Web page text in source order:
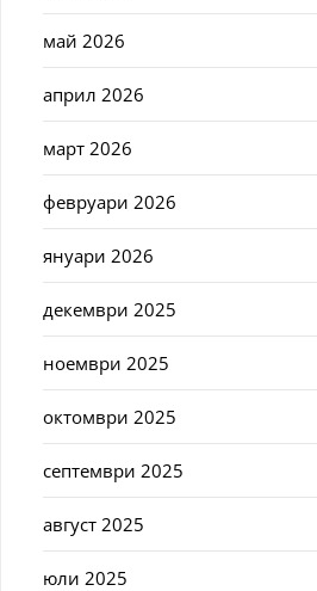
май 2026
април 2026
март 2026
февруари 2026
януари 2026
декември 2025
ноември 2025
октомври 2025
септември 2025
август 2025
юли 2025